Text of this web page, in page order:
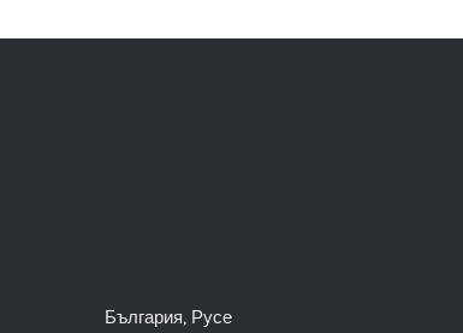
България, Русе